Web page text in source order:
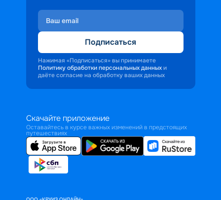
Подписаться
Нажимая «Подписаться» вы принимаете
Политику обработки персональных данных и
даёте согласие на обработку ваших данных
Скачайте приложение
Оставайтесь в курсе важных изменений в предстоящих
путешествиях